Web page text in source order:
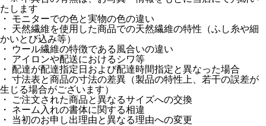
たします
・ モニターでの色と実物の色の違い
・ 天然繊維を使用した商品での天然繊維の特性（ふし糸や細
かいとび込み等）
・ ウール繊維の特徴である風合いの違い
・ アイロンや配送におけるシワ等
・ 配達が配達指定日および配達時間指定と異なった場合
・ 寸法表と商品の寸法の差異（製品の特性上、若干の誤差が
生じる場合がございます）
・ ご注文された商品と異なるサイズへの交換
・ ネーム入れの書体に関する相違
・ 当初のお申し出理由と異なる理由への変更